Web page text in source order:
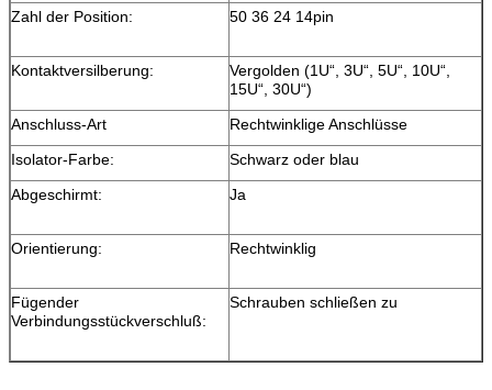
Zahl der Position:
50 36 24 14pin
Kontaktversilberung:
Vergolden (1U“, 3U“, 5U“, 10U“,
15U“, 30U“)
Anschluss-Art
Rechtwinklige Anschlüsse
Isolator-Farbe:
Schwarz oder blau
Abgeschirmt:
Ja
Orientierung: Rechtwinklig
Fügender
Verbindungsstückverschluß:
Schrauben schließen zu